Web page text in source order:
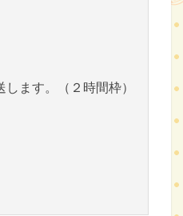
ます。（２時間枠）